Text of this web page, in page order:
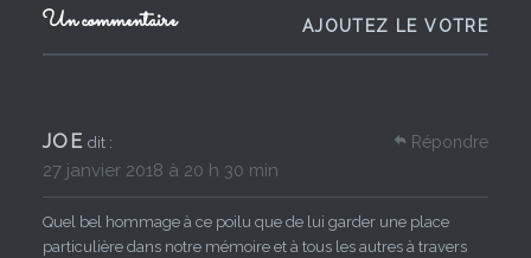
Un commentaire AJOUTEZ LE VOTRE
JOE dit :
27 janvier 2018 à 20 h 30 min
Quel bel hommage à ce poilu que de lui garder une place
particulière dans notre mémoire et à tous les autres à travers
Répondre